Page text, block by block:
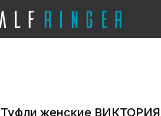
Туфли женские ВИКТОРИЯ